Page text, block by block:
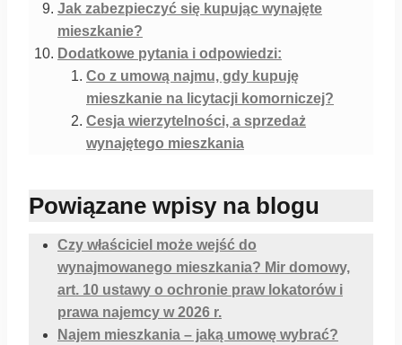
Jak zabezpieczyć się kupując wynajęte
mieszkanie?
Dodatkowe pytania i odpowiedzi:
Co z umową najmu, gdy kupuję
mieszkanie na licytacji komorniczej?
Cesja wierzytelności, a sprzedaż
wynajętego mieszkania
Powiązane wpisy na blogu
Czy właściciel może wejść do
wynajmowanego mieszkania? Mir domowy,
art. 10 ustawy o ochronie praw lokatorów i
prawa najemcy w 2026 r.
Najem mieszkania – jaką umowę wybrać?